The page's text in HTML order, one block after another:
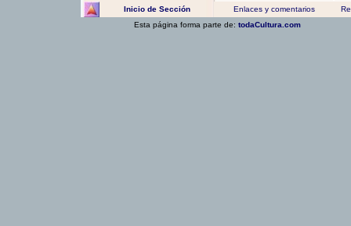
Inicio de Sección Enlaces y comentarios
Esta página forma parte de: todaCultura.com